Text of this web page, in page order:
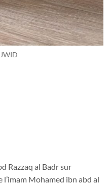
Razzaq al Badr sur
l’imam Mohamed ibn abd al